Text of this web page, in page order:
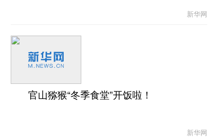
新华网
官山猕猴“冬季食堂”开饭啦！
新华网